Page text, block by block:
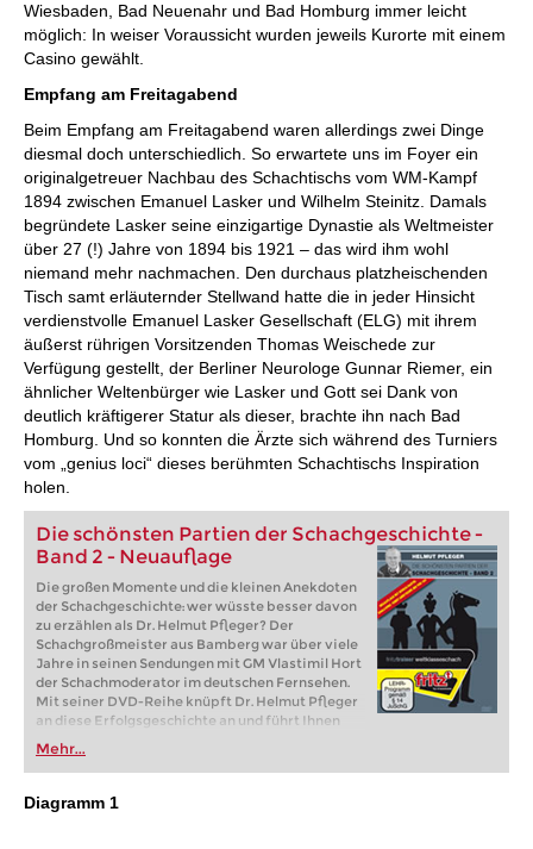
Wiesbaden, Bad Neuenahr und Bad Homburg immer leicht
möglich: In weiser Voraussicht wurden jeweils Kurorte mit einem
Casino gewählt.
Empfang am Freitagabend
Beim Empfang am Freitagabend waren allerdings zwei Dinge
diesmal doch unterschiedlich. So erwartete uns im Foyer ein
originalgetreuer Nachbau des Schachtischs vom WM-Kampf
1894 zwischen Emanuel Lasker und Wilhelm Steinitz. Damals
begründete Lasker seine einzigartige Dynastie als Weltmeister
über 27 (!) Jahre von 1894 bis 1921 – das wird ihm wohl
niemand mehr nachmachen. Den durchaus platzheischenden
Tisch samt erläuternder Stellwand hatte die in jeder Hinsicht
verdienstvolle Emanuel Lasker Gesellschaft (ELG) mit ihrem
äußerst rührigen Vorsitzenden Thomas Weischede zur
Verfügung gestellt, der Berliner Neurologe Gunnar Riemer, ein
ähnlicher Weltenbürger wie Lasker und Gott sei Dank von
deutlich kräftigerer Statur als dieser, brachte ihn nach Bad
Homburg. Und so konnten die Ärzte sich während des Turniers
vom „genius loci“ dieses berühmten Schachtischs Inspiration
holen.
Die schönsten Partien der Schachgeschichte -
Band 2 - Neuauflage
Die großen Momente und die kleinen Anekdoten
der Schachgeschichte: wer wüsste besser davon
zu erzählen als Dr. Helmut Pfleger? Der
Schachgroßmeister aus Bamberg war über viele
Jahre in seinen Sendungen mit GM Vlastimil Hort
der Schachmoderator im deutschen Fernsehen.
Mit seiner DVD-Reihe knüpft Dr. Helmut Pfleger
an diese Erfolgsgeschichte an und führt Ihnen
ausgewählte „Juwelen der Schachgeschichte“ in
Bild und Ton vor.
Mehr...
Diagramm 1